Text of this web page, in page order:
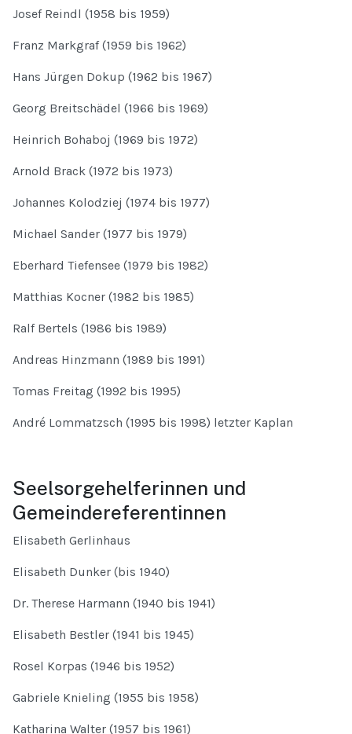
Josef Reindl (1958 bis 1959)
Franz Markgraf (1959 bis 1962)
Hans Jürgen Dokup (1962 bis 1967)
Georg Breitschädel (1966 bis 1969)
Heinrich Bohaboj (1969 bis 1972)
Arnold Brack (1972 bis 1973)
Johannes Kolodziej (1974 bis 1977)
Michael Sander (1977 bis 1979)
Eberhard Tiefensee (1979 bis 1982)
Matthias Kocner (1982 bis 1985)
Ralf Bertels (1986 bis 1989)
Andreas Hinzmann (1989 bis 1991)
Tomas Freitag (1992 bis 1995)
André Lommatzsch (1995 bis 1998) letzter Kaplan
Seelsorgehelferinnen und
Gemeindereferentinnen
Elisabeth Gerlinhaus
Elisabeth Dunker (bis 1940)
Dr. Therese Harmann (1940 bis 1941)
Elisabeth Bestler (1941 bis 1945)
Rosel Korpas (1946 bis 1952)
Gabriele Knieling (1955 bis 1958)
Katharina Walter (1957 bis 1961)